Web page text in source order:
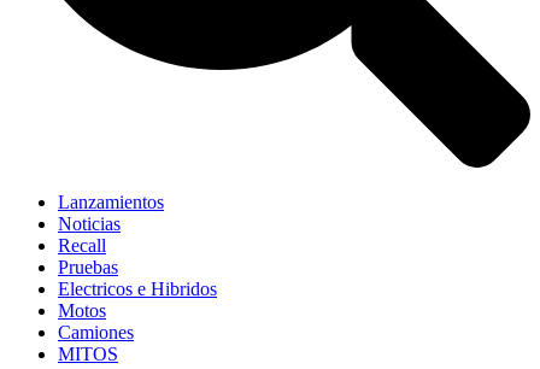
Lanzamientos
Noticias
Recall
Pruebas
Electricos e Hibridos
Motos
Camiones
MITOS